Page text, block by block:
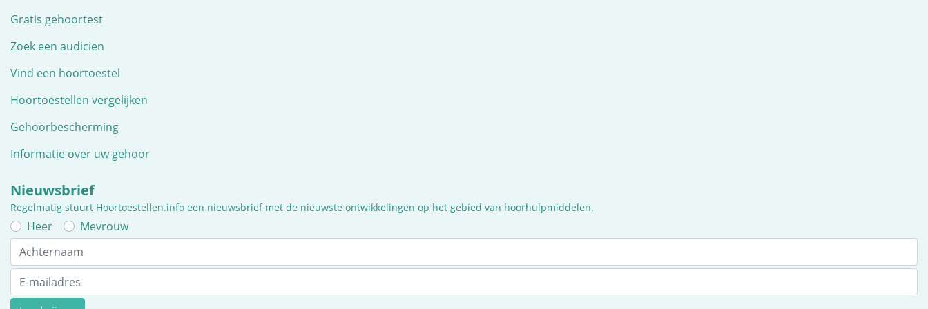
Gratis gehoortest
Zoek een audicien
Vind een hoortoestel
Hoortoestellen vergelijken
Gehoorbescherming
Informatie over uw gehoor
Nieuwsbrief
Regelmatig stuurt Hoortoestellen.info een nieuwsbrief met de nieuwste ontwikkelingen op het gebied van hoorhulpmiddelen.
Heer Mevrouw